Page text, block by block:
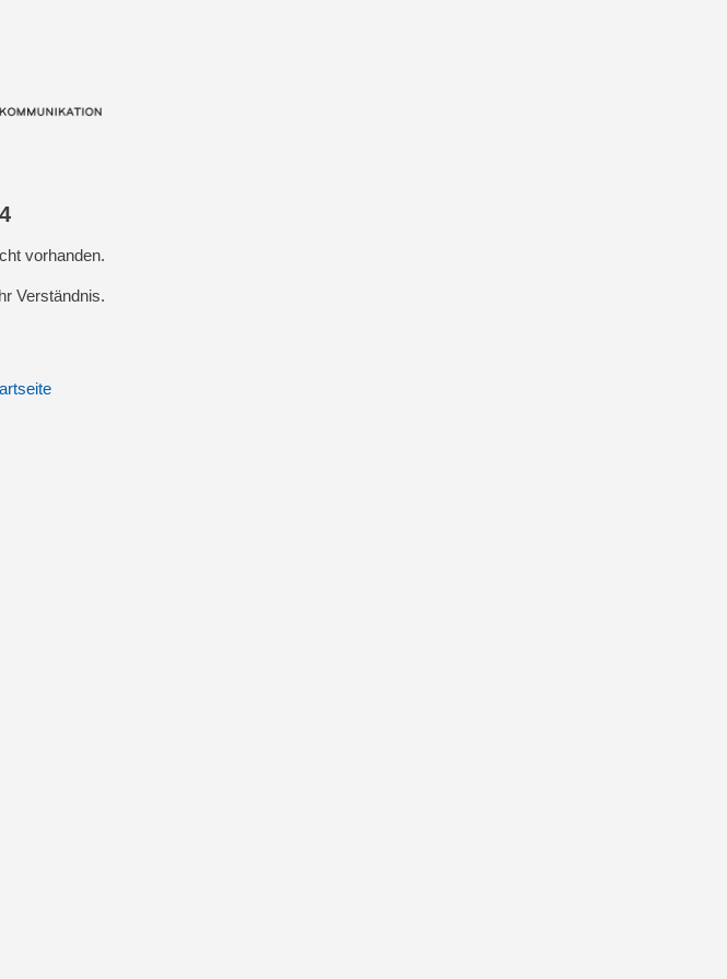
vorhanden.
Verständnis.